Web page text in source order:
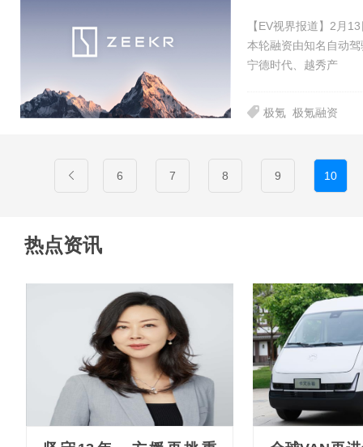
【EV视界报道】2月
本轮融资由知名自动
宁德时代、越秀产
极氪 极氪融资
6 7 8 9 10
热点资讯